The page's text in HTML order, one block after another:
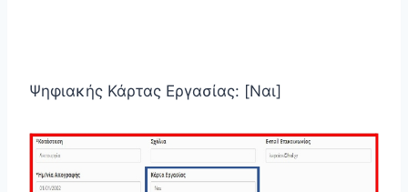
Ψηφιακής Κάρτας Εργασίας: [Ναι]